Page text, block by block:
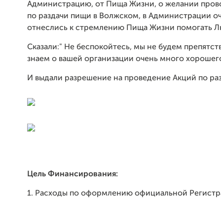
Администрацию, от Пища Жизни, о желании
по раздачи пищи в Волжском, в Администрации
отнеслись к стремлению Пища Жизни помогать
Сказали:" Не беспокойтесь, мы не будем
знаем о вашей организации очень много
И выдали разрешение на проведение Акций по
Цель Финансирования:
1. Расходы по оформлению официальной